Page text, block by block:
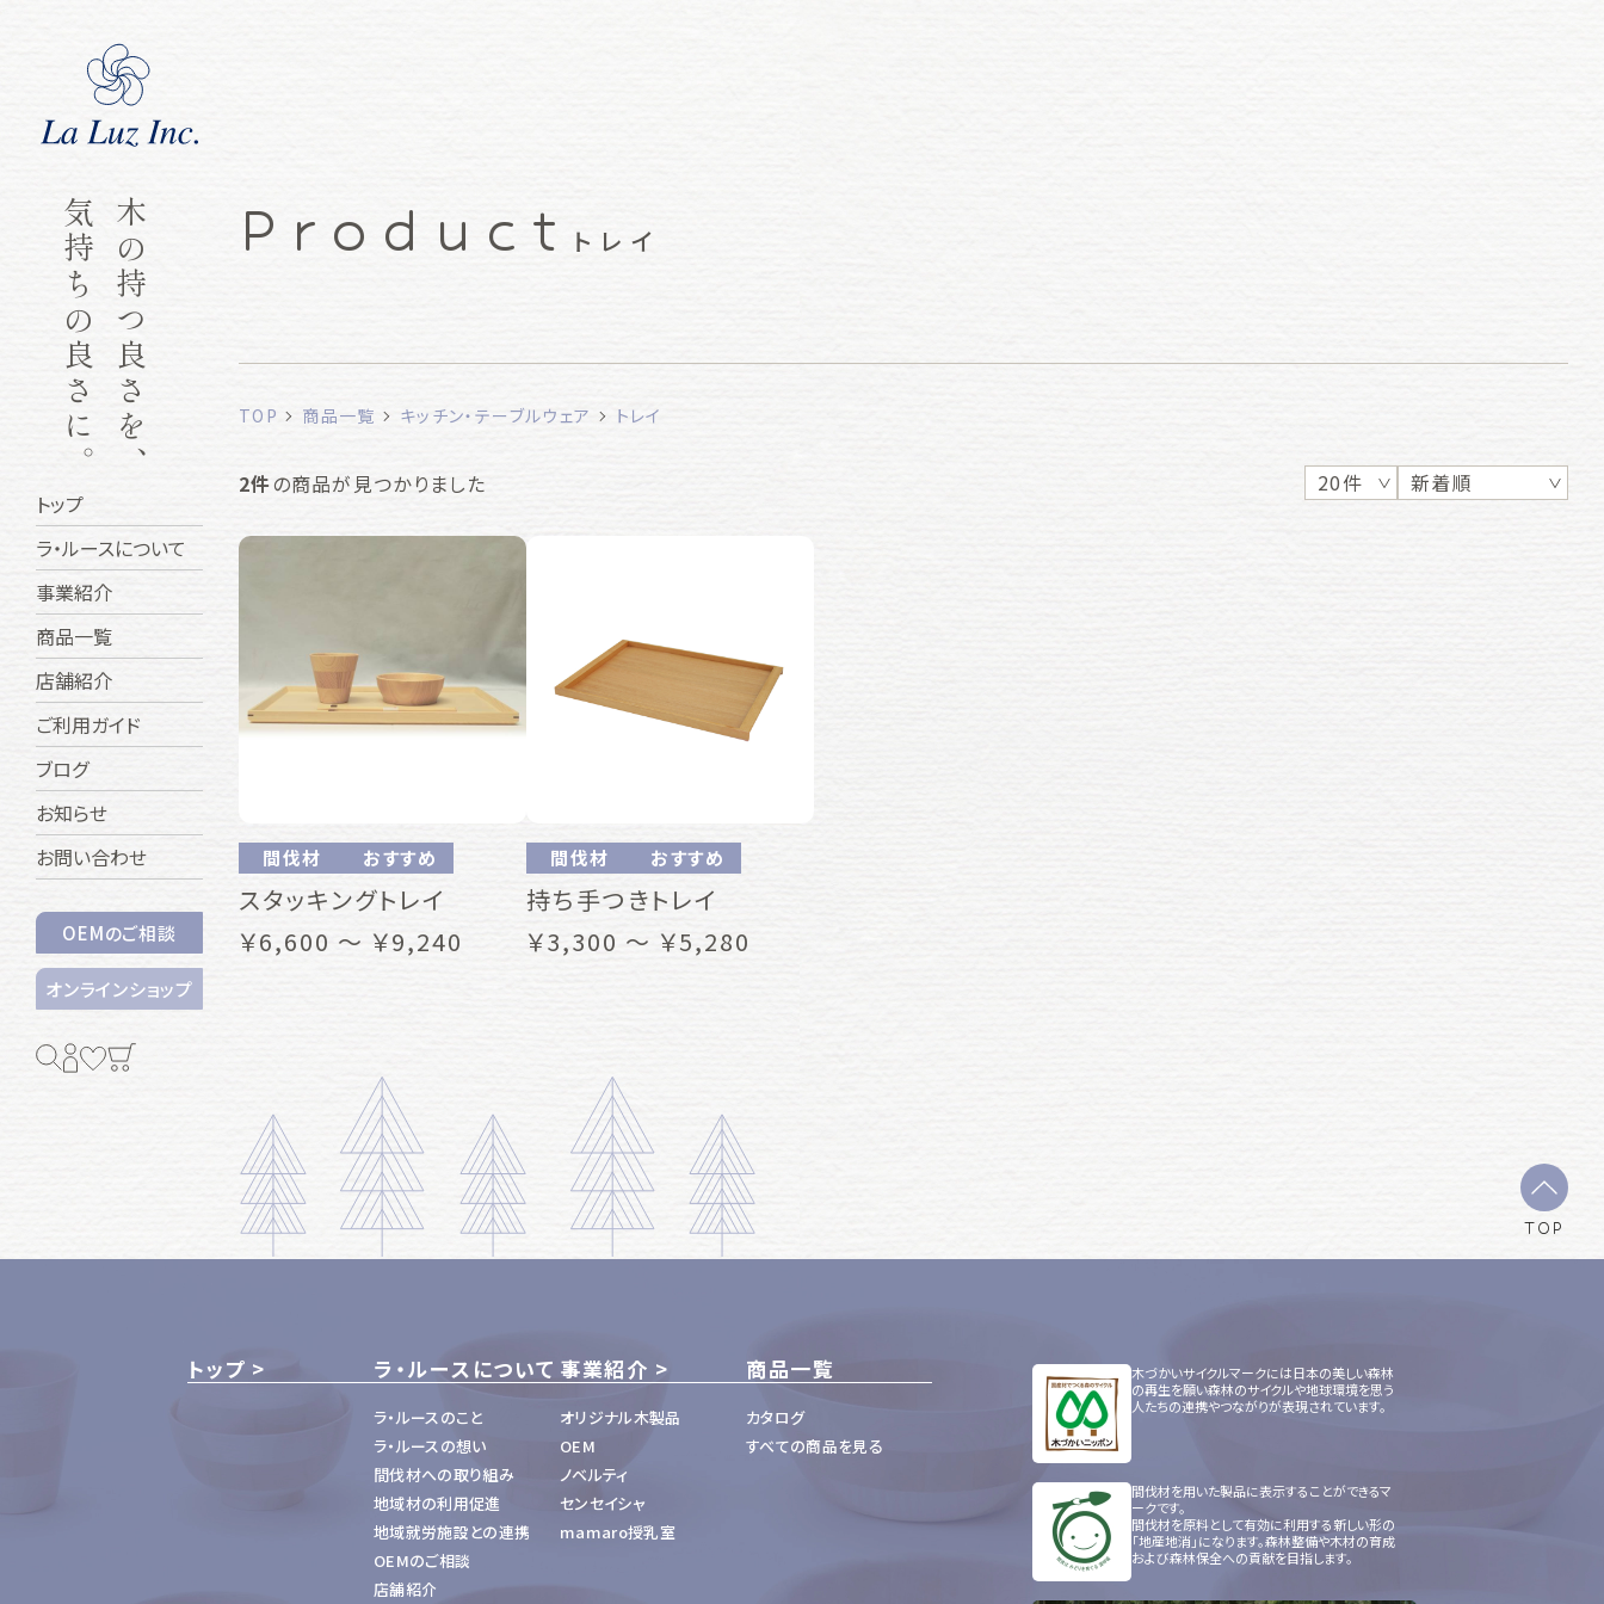
木の持つ良さを、
気持ちの良さに。
トップ
ラ・ルースについて
事業紹介
商品一覧
店舗紹介
ご利用ガイド
ブログ
お知らせ
お問い合わせ
OEMのご相談
オンラインショップ
Product トレイ
TOP 商品一覧 キッチン・テーブルウェア トレイ
2件の商品が見つかりました
間伐材 おすすめ
スタッキングトレイ
￥6,600 ～ ￥9,240
間伐材 おすすめ
持ち手つきトレイ
￥3,300 ～ ￥5,280
TOP
トップ ラ・ルースについて
ラ・ルースのこと
ラ・ルースの想い
間伐材への取り組み
地域材の利用促進
地域就労施設との連携
OEMのご相談
店舗紹介
事業紹介
オリジナル木製品
OEM
ノベルティ
センセイシャ
mamaro授乳室
商品一覧
カタログ
すべての商品を見る
木づかいサイクルマークには日本の美しい森林
の再生を願い森林のサイクルや地球環境を思う
人たちの連携やつながりが表現されています。
間伐材を用いた製品に表示することができるマ
ークです。
間伐材を原料として有効に利用する新しい形の
「地産地消」になります。森林整備や木材の育成
および森林保全への貢献を目指します。